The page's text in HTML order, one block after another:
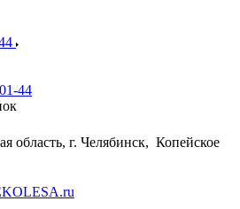
44
область, г. Челябинск, Копейское